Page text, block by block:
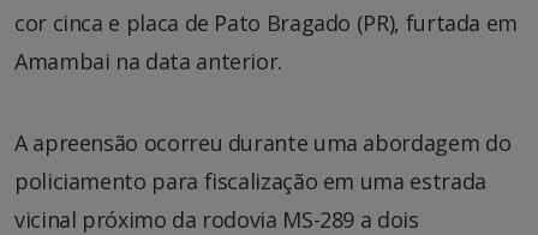
cor cinca e placa de Pato Bragado (PR), furtada em
Amambai na data anterior.
A apreensão ocorreu durante uma abordagem do
policiamento para fiscalização em uma estrada
vicinal próximo da rodovia MS-289 a dois